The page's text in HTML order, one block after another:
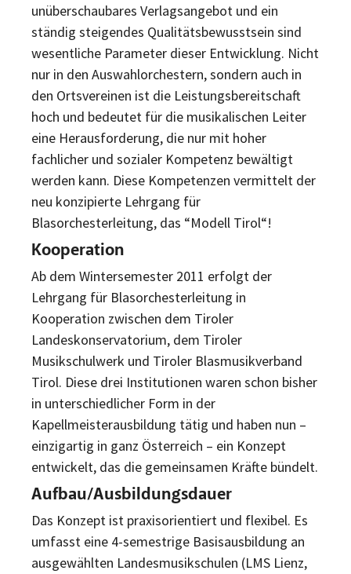
unüberschaubares Verlagsangebot und ein
ständig steigendes Qualitätsbewusstsein sind
wesentliche Parameter dieser Entwicklung. Nicht
nur in den Auswahlorchestern, sondern auch in
den Ortsvereinen ist die Leistungsbereitschaft
hoch und bedeutet für die musikalischen Leiter
eine Herausforderung, die nur mit hoher
fachlicher und sozialer Kompetenz bewältigt
werden kann. Diese Kompetenzen vermittelt der
neu konzipierte Lehrgang für
Blasorchesterleitung, das “Modell Tirol“!
Kooperation
Ab dem Wintersemester 2011 erfolgt der
Lehrgang für Blasorchesterleitung in
Kooperation zwischen dem Tiroler
Landeskonservatorium, dem Tiroler
Musikschulwerk und Tiroler Blasmusikverband
Tirol. Diese drei Institutionen waren schon bisher
in unterschiedlicher Form in der
Kapellmeisterausbildung tätig und haben nun –
einzigartig in ganz Österreich – ein Konzept
entwickelt, das die gemeinsamen Kräfte bündelt.
Aufbau/Ausbildungsdauer
Das Konzept ist praxisorientiert und flexibel. Es
umfasst eine 4-semestrige Basisausbildung an
ausgewählten Landesmusikschulen (LMS Lienz,